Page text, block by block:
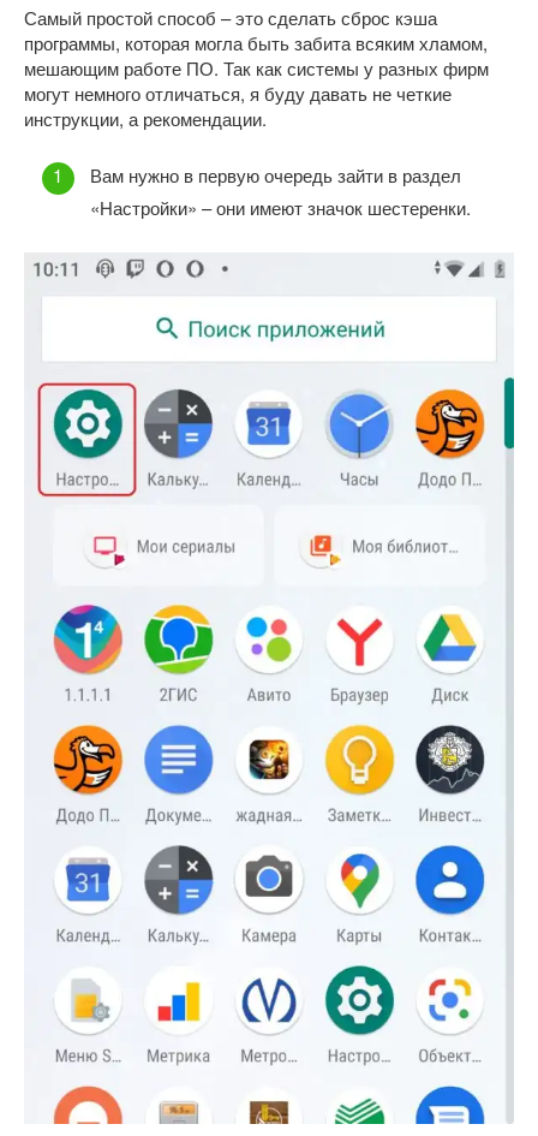
Самый простой способ – это сделать сброс кэша
программы, которая могла быть забита всяким хламом,
мешающим работе ПО. Так как системы у разных фирм
могут немного отличаться, я буду давать не четкие
инструкции, а рекомендации.
Вам нужно в первую очередь зайти в раздел
«Настройки» – они имеют значок шестеренки.